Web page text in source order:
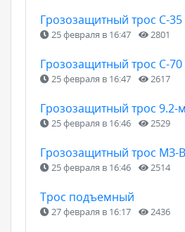
Грозозащитный трос С-35
25 февраля в 16:47 2801
Грозозащитный трос С-70
25 февраля в 16:47 2617
Грозозащитный трос 9.2-
25 февраля в 16:46 2529
Грозозащитный трос
25 февраля в 16:46 2514
Трос подъемный
27 февраля в 16:17 2436